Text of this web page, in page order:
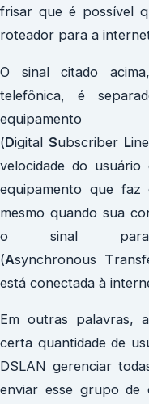
frisar que é possível
roteador para a
O sinal citado
telefônica, é
(Digital Subscriber Line
velocidade do
equipamento que
mesmo quando sua
o sinal
(Asynchronous T
está conectada à
Em outras palavras,
certa quantidade de
DSLAN gerenciar
enviar esse grupo de